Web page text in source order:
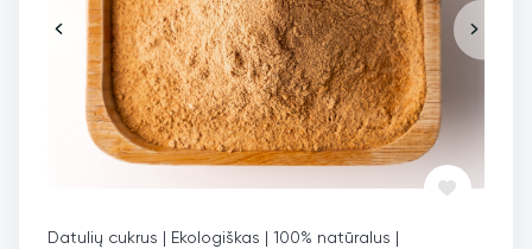
Datulių cukrus | Ekologiškas | 100% natūralus |